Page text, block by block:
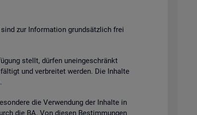
zur In­for­ma­ti­on grund­sätz­lich frei
stellt, dür­fen un­ein­ge­schränkt
und ver­brei­tet wer­den. Die In­hal­te
die Ver­wen­dung der In­hal­te in
die BA. Von die­sen Be­stim­mun­gen